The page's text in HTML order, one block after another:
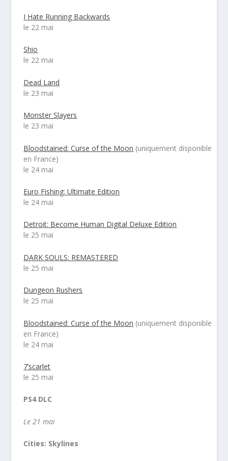
I Hate Running Backwards
le 22 mai
Shio
le 22 mai
Dead Land
le 23 mai
Monster Slayers
le 23 mai
Bloodstained: Curse of the Moon (uniquement disponible
en France)
le 24 mai
Euro Fishing: Ultimate Edition
le 24 mai
Detroit: Become Human Digital Deluxe Edition
le 25 mai
DARK SOULS: REMASTERED
le 25 mai
Dungeon Rushers
le 25 mai
Bloodstained: Curse of the Moon (uniquement disponible
en France)
le 24 mai
7’scarlet
le 25 mai
PS4 DLC
Le 21 mai
Cities: Skylines